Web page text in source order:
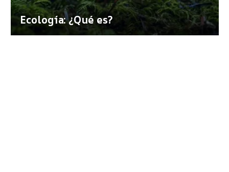
Ecología: ¿Qué es?